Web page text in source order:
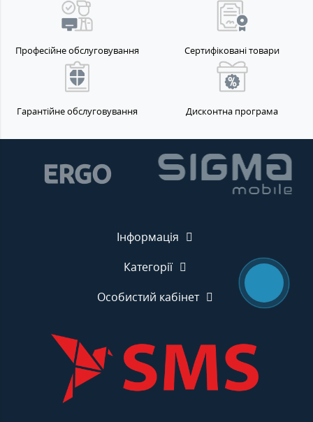
Професійне обслуговування Сертифіковані товари
Гарантійне обслуговування Дисконтна програма
Інформація
Категорії
Особистий кабінет